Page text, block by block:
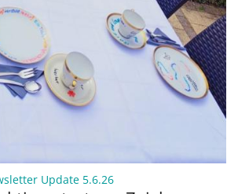
Update 5.6.26: